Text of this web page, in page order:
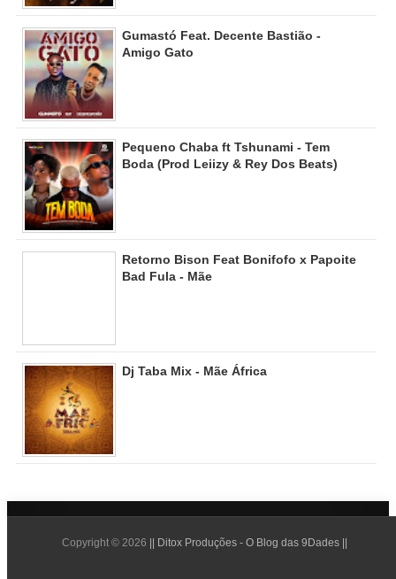
Gumastó Feat. Decente Bastião -
Amigo Gato
Pequeno Chaba ft Tshunami - Tem
Boda (Prod Leiizy & Rey Dos Beats)
Retorno Bison Feat Bonifofo x Papoite
Bad Fula - Mãe
Dj Taba Mix - Mãe África
Copyright ©2026 || Ditox Produções - O Blog das 9Dades ||